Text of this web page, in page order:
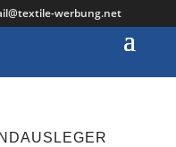
werbung.net